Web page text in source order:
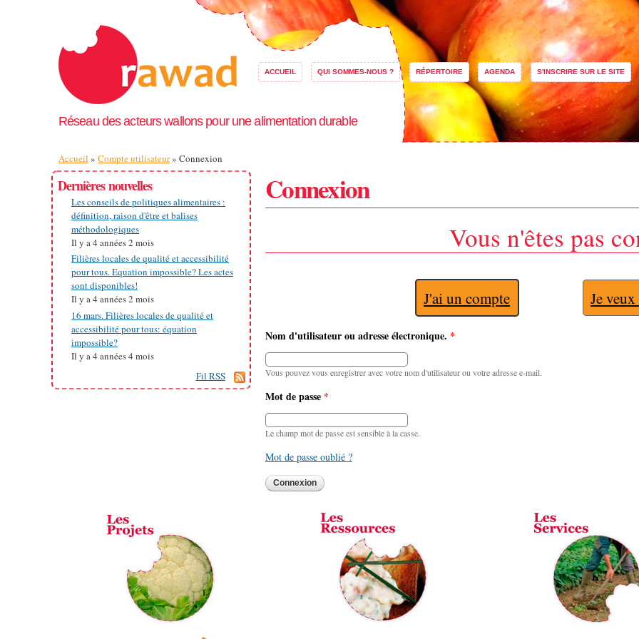
Aller au
contenu
principal
ACCUEIL QUI SOMMES-NOUS ? RÉPERTOIRE AGENDA S'INSCRIRE SUR LE SITE
Réseau des acteurs wallons pour une alimentation durable
Vous êtes ici
Accueil » Compte utilisateur» Connexion
Dernières nouvelles
Les conseils de politiques alimentaires :
définition, raison d'être et balises
méthodologiques
Il y a4 années 2 mois
Filières locales de qualité et accessibilité
pour tous. Equation impossible? Les actes
sont disponibles!
Il y a4 années 2 mois
16 mars. Filières locales de qualité et
accessibilité pour tous: équation
impossible?
Il y a 4 années 4 mois
Fil RSS
Connexion
Vous n'êtes pas
J'ai un compte Je
Nom d'utilisateur ou adresse électronique. *
Vous pouvez vous enregistrer avec votre nom d'utilisateur ou votre adresse e-mail.
Mot de passe *
Le champ mot de passe est sensible à la casse.
Mot de passe oublié ?